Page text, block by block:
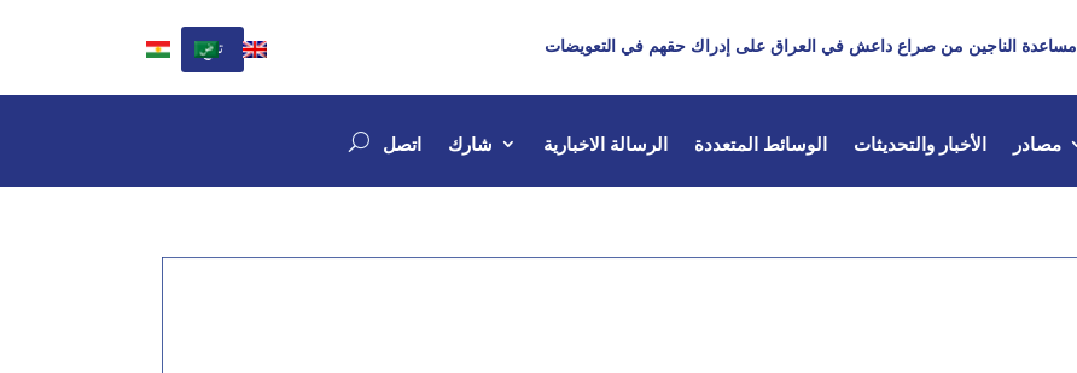
تبرع مساعدة الناجين من صراع داعش في العراق على إدراك حقهم في التعويضات
مصادر الأخبار والتحديثات الوسائط المتعددة الرسالة الاخبارية شارك اتصل